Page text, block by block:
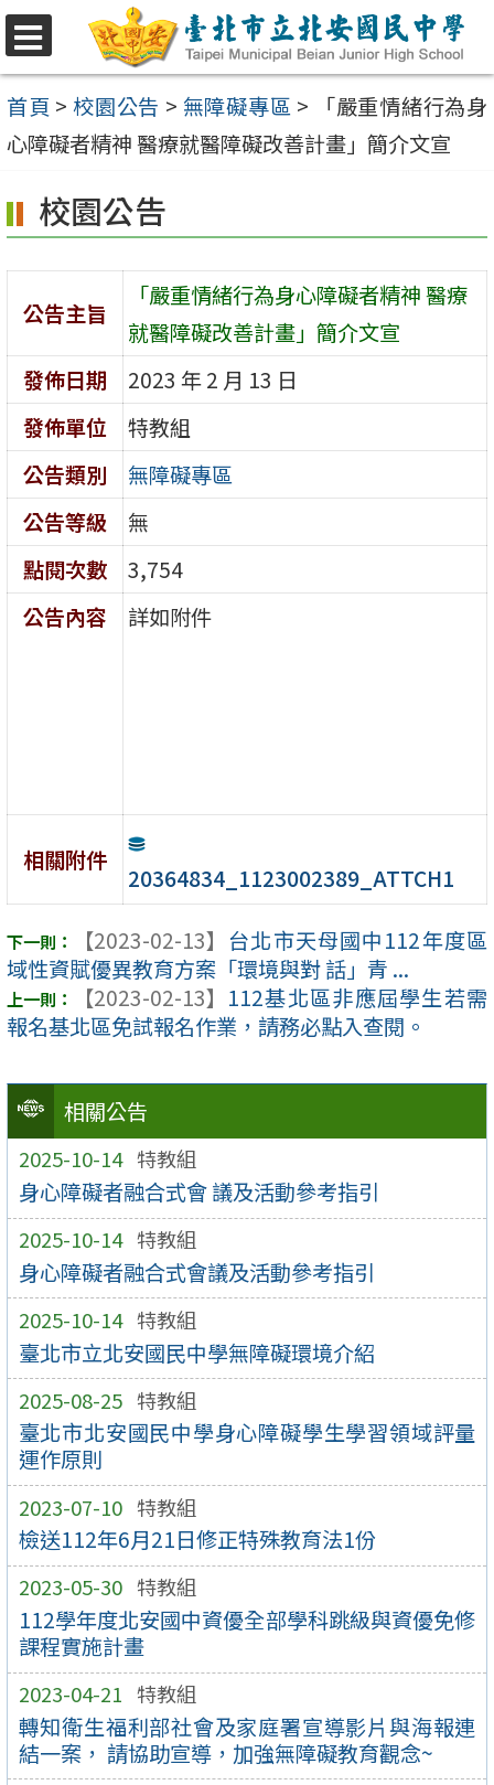
選
單
跳
至
主
要
容
區
首頁 > 校園公告 > 無障礙專區 >
「嚴重情緒行為身
心障礙者精神 醫療就醫障礙改善計畫」簡介文宣
相關公告
2025-10-14 特教組
身心障礙者融合式會 議及活動參考指引
2025-10-14 特教組
身心障礙者融合式會議及活動參考指引
2025-10-14 特教組
臺北市立北安國民中學無障礙環境介紹
2025-08-25 特教組
臺北市北安國民中學身心障礙學生學習領域評量
運作原則
2023-07-10 特教組
檢送112年6月21日修正特殊教育法1份
2023-05-30 特教組
112學年度北安國中資優全部學科跳級與資優免修
課程實施計畫
2023-04-21 特教組
轉知衛生福利部社會及家庭署宣導影片與海報連
結一案， 請協助宣導，加強無障礙教育觀念~
校園公告
公告主旨
「嚴重情緒行為身心障礙者精神 醫療
就醫障礙改善計畫」簡介文宣
發佈日期
2023 年 2 月 13 日
發佈單位
特教組
公告類別
無障礙專區
公告等級
無
點閱次數
3,754
公告內容
詳如附件
相關附件
20364834_1123002389_ATTCH1
【2023-02-13】 台北市天母國中112年度區
域性資賦優異教育方案「環境與對 話」青 ...
【2023-02-13】 112基北區非應屆學生若需
報名基北區免試報名作業，請務必點入查閱。